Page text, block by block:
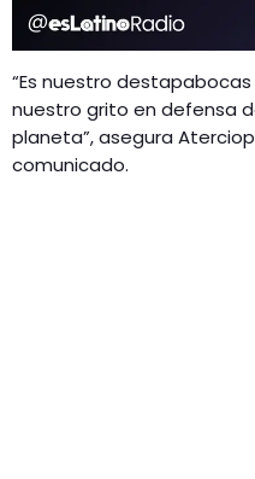
“Es nuestro
nuestro grito en defensa
planeta”, asegura
comunicado.